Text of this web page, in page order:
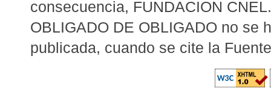
consecuencia, FUNDACION
OBLIGADO DE OBLIGADO no se
publicada, cuando se cite la